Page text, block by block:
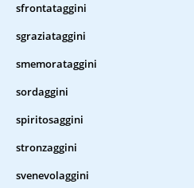
sfrontataggini
sgraziataggini
smemorataggini
sordaggini
spiritosaggini
stronzaggini
svenevolaggini